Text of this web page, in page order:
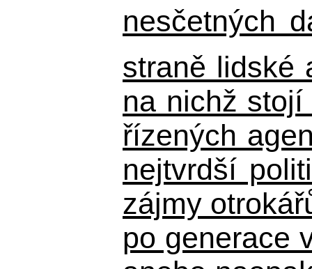
nesčetných
straně lidské
na nichž
řízených
nejtvrdší
zájmy
po generace